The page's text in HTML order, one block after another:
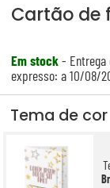
Cartão de
Em stock- Entrega
expresso: a 10/08/
Tema de cor